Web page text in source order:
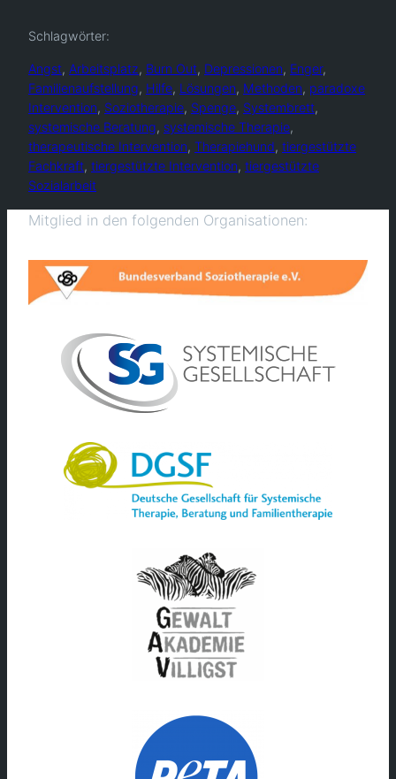
Schlagwörter:
Angst, Arbeitsplatz, Burn Out, Depressionen, Enger
Familienaufstellung, Hilfe, Lösungen, Methoden, paradoxe
Intervention, Soziotherapie, Spenge, Systembrett
systemische Beratung, systemische Therapie
therapeutische Intervention, Therapiehund, tiergestützte
Fachkraft, tiergestützte Intervention, tiergestützte
Sozialarbeit
Mitglied in den folgenden Organisationen: